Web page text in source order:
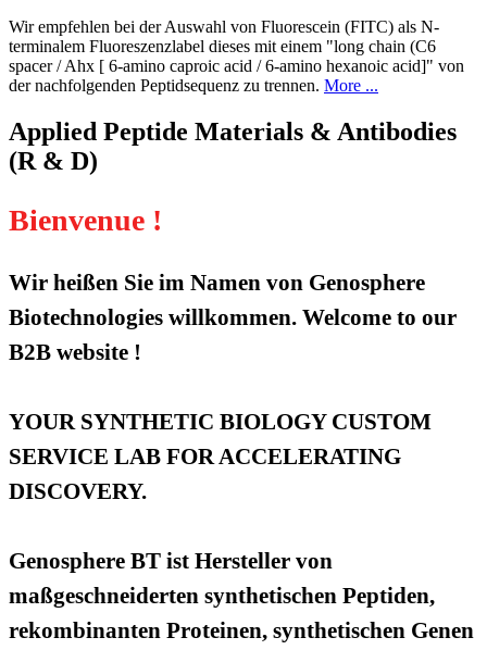
Wir empfehlen bei der Auswahl von Fluorescein (FITC) als N-
terminalem Fluoreszenzlabel dieses mit einem "long chain (C6
spacer / Ahx [ 6-amino caproic acid / 6-amino hexanoic acid]" von
der nachfolgenden Peptidsequenz zu trennen. More ...
Applied Peptide Materials & Antibodies
(R & D)
Bienvenue !
Wir heißen Sie im Namen von Genosphere
Biotechnologies willkommen. Welcome to our
B2B website !
YOUR SYNTHETIC BIOLOGY CUSTOM
SERVICE LAB FOR ACCELERATING
DISCOVERY.
Genosphere BT ist Hersteller von
maßgeschneiderten synthetischen Peptiden,
rekombinanten Proteinen, synthetischen Genen